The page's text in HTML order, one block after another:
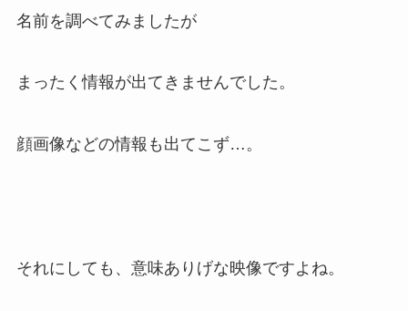
名前を調べてみましたが
まったく情報が出てきませんでした。
顔画像などの情報も出てこず…。
それにしても、意味ありげな映像ですよね。